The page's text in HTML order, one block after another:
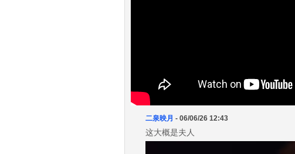
二泉映月 - 06/06/26 12:43
这大概是夫人